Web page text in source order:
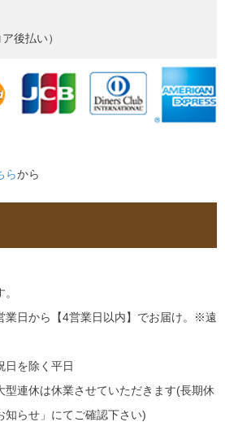
後払い）
らから
業日から【4営業日以内】でお届け。※遠
を除く平日
連休は休業させていただきます(長期休
知らせ」にてご確認下さい)